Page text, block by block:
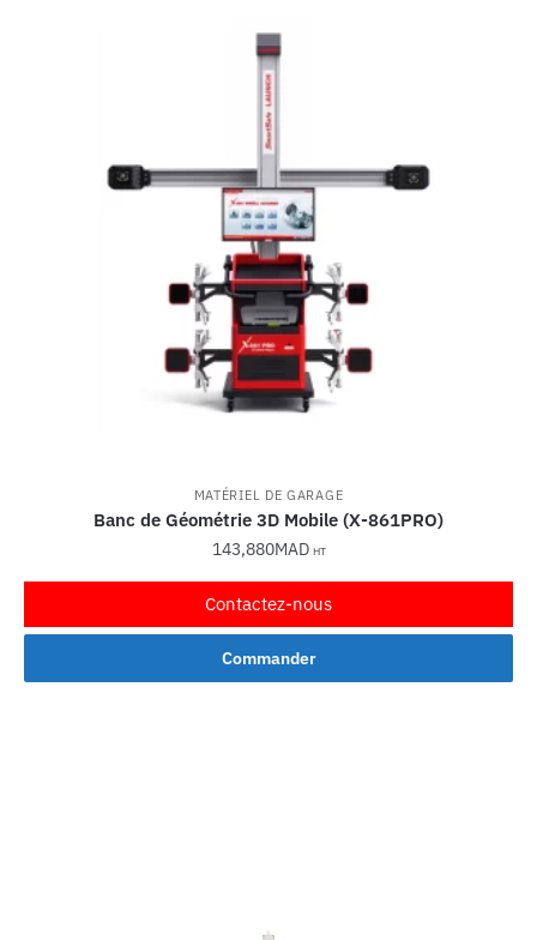
MATÉRIEL DE GARAGE
Banc de Géométrie 3D Mobile (X-861PRO)
143,880MAD HT
Commander
Contactez-nous